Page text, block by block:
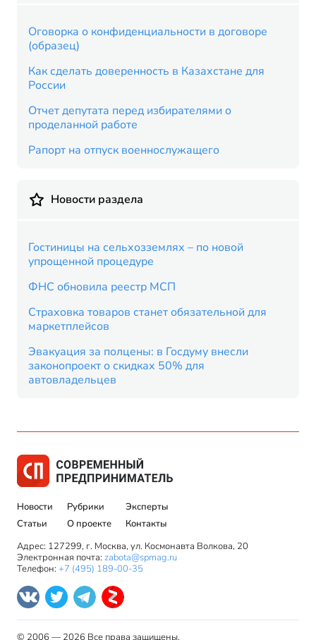
Оговорка о конфиденциальности в договоре
(образец)
Как сделать доверенность в Казахстане для
России
Отчет депутата перед избирателями о
проделанной работе
Рапорт на отпуск военнослужащего
Новости раздела
Гостиницы на сельхозземлях – по новой
упрощенной процедуре
ФНС обновила реестр МСП
Страховка товаров станет обязательной для
маркетплейсов
Эвакуация за полцены: в Госдуму внесли
законопроект о скидках 50% для
автовладельцев
Новости
Статьи
Рубрики
О проекте
Эксперты
Контакты
Адрес: 127299, г. Москва, ул. Космонавта Волкова, 20
Электронная почта: zabota@spmag.ru
Телефон: +7 (495) 189-00-35
© 2006 — 2026 Все права защищены.